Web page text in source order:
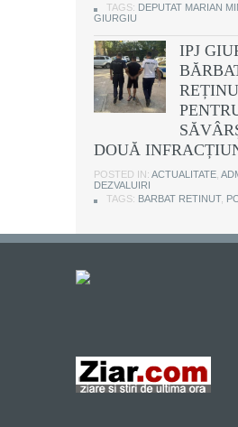
TAGS: DEPUTAT MARIAN
GIURGIU
IPJ
DOUĂ
POSTED IN: ACTUALITATE
DEZVALUIRI
TAGS: BARBAT RETINUT,